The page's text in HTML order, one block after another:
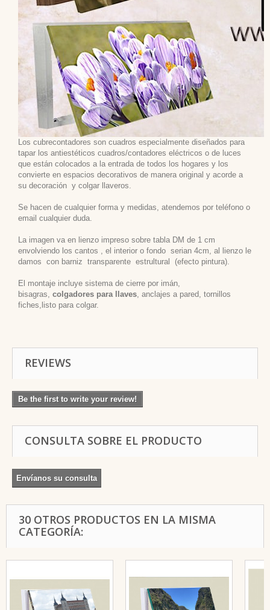
Los cubrecontadores son cuadros especialmente diseñados para
tapar los antiestéticos cuadros/contadores eléctricos o de luces
que están colocados a la entrada de todos los hogares y los
convierte en espacios decorativos de manera original y acorde a
su decoración y colgar llaveros.
Se hacen de cualquier forma y medidas, atendemos por teléfono o
email cualquier duda.
La imagen va en lienzo impreso sobre tabla DM de 1 cm
envolviendo los cantos , el interior o fondo serian 4cm, al lienzo le
damos con barniz transparente estrultural (efecto pintura).
El montaje incluye sistema de cierre por imán,
bisagras, colgadores para llaves , anclajes a pared, tornillos
fiches,listo para colgar.
REVIEWS
Be the first to write your review!
CONSULTA SOBRE EL PRODUCTO
Envíanos su consulta
30 OTROS PRODUCTOS EN LA MISMA
CATEGORÍA: